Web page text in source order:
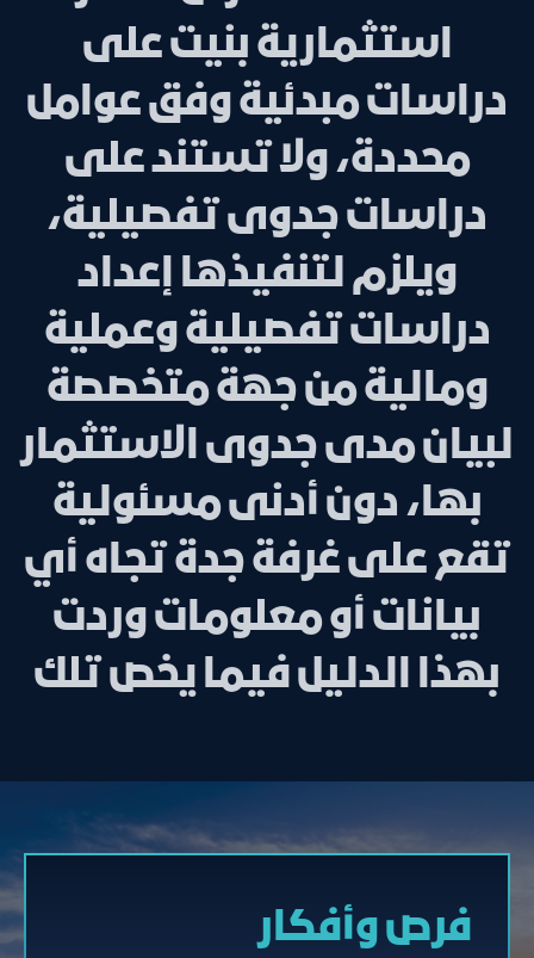
استثمارية بنيت على
دراسات مبدئية وفق عوامل
محددة، ولا تستند على
دراسات جدوى تفصيلية،
ويلزم لتنفيذها إعداد
دراسات تفصيلية وعملية
ومالية من جهة متخصصة
لبيان مدى جدوى الاستثمار
بها، دون أدنى مسئولية
تقع على غرفة جدة تجاه أي
بيانات أو معلومات وردت
بهذا الدليل فيما يخص تلك
فرص وأفكار